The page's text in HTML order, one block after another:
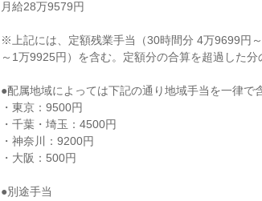
月給28万9579円
※上記には、定額残業手当（30時間分 4万9699円
～1万9925円）を含む。定額分の合算を超過した分
●配属地域によっては下記の通り地域手当を一律で
・東京：9500円
・千葉・埼玉：4500円
・神奈川：9200円
・大阪：500円
●別途手当